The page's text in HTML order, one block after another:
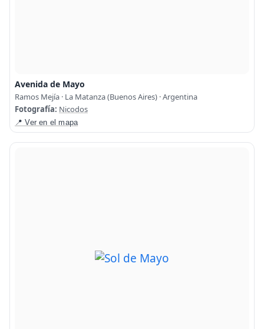
Avenida de Mayo
Ramos Mejía · La Matanza (Buenos Aires) · Argentina
Fotografía: Nicodos
📍 Ver en el mapa